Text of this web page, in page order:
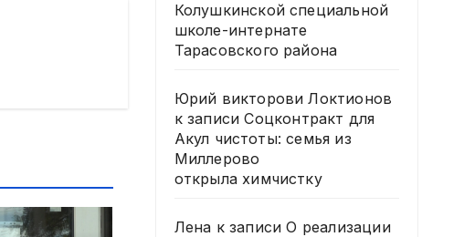
Колушкинской специальной
школе-интернате
Тарасовского района
Юрий викторови Локтионов
к записиСоцконтракт для
Акул чистоты: семья из
Миллерово
открыла химчистку
Лена к записиО реализации